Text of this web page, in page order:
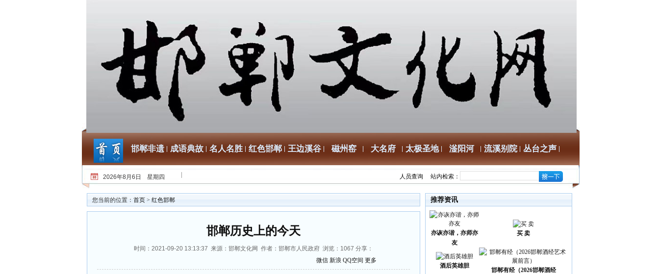
邯郸非遗 成语典故 名人名胜 红色邯郸 王边溪谷 磁州窑 大名府 太极圣地 滏阳河 流溪别院 丛台之声
2026年8月6日 星期四 人员查询 站内检索：
您当前的位置： 首页 > 红色邯郸
邯郸历史上的今天
时间：2021-09-20 13:13:37 来源：邯郸文化网 作者：邯郸市人民政府 浏览： 1067 分享：
微信 新浪 QQ空间 更多
推荐资讯
亦诙亦谐，亦师亦
友
买 卖
酒后英雄胆
邯郸有经（2026邯郸酒经